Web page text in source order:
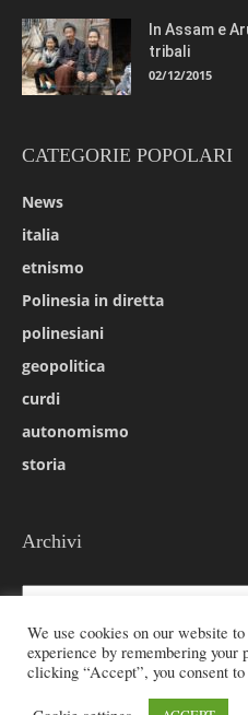
In Assam e
tribali
02/12/2015
CATEGORIE POPOLARI
News
italia
etnismo
Polinesia in diretta
polinesiani
geopolitica
curdi
autonomismo
storia
Archivi
Archivi
© 2026 All rights
We use cookies on our website
experience by remembering
clicking “Accept”, you consent